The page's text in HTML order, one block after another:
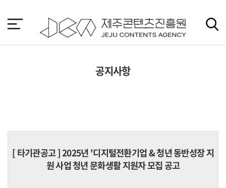
바
가
공지사항
[타기관공고] 2025년 '디지털전환기업 & 청년 동반성장 지
원 사업 청년 문화생활 지원자 모집 공고